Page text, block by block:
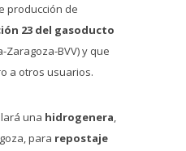
producción de
23 del gasoducto
BVV) y que
a otros usuarios.
una hidrogenera,
para repostaje